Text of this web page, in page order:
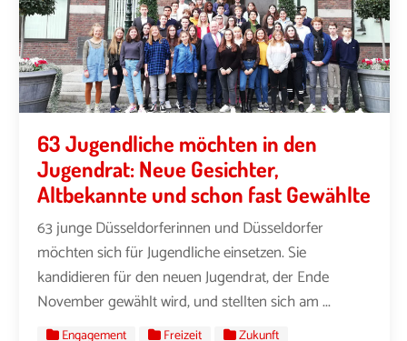
63 Jugendliche möchten in den
Jugendrat: Neue Gesichter,
Altbekannte und schon fast Gewählte
63 junge Düsseldorferinnen und Düsseldorfer
möchten sich für Jugendliche einsetzen. Sie
kandidieren für den neuen Jugendrat, der Ende
November gewählt wird, und stellten sich am ...
Engagement Freizeit
Zukunft